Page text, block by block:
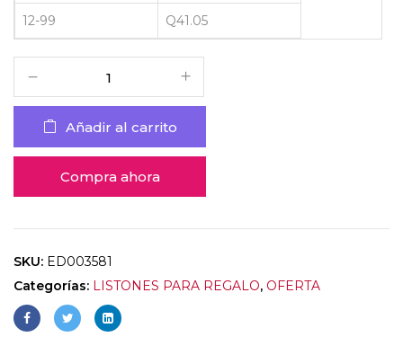
12-99 Q41.05
Añadir al carrito
Compra ahora
SKU: ED003581
Categorías: LISTONES PARA REGALO, OFERTA